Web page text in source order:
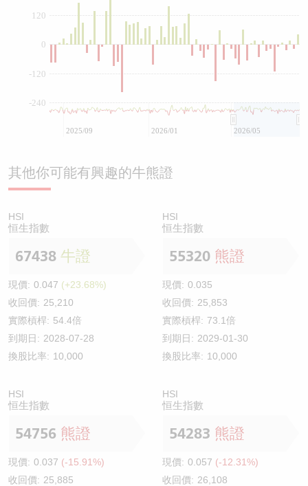
0
-240
-120
120
2025/09 2026/01 2026/05
其他你可能有興趣的牛熊證
HSI
恒生指數
67438 牛證
現價: 0.047 (+23.68%)
收回價: 25,210
實際槓桿: 54.4倍
到期日: 2028-07-28
換股比率: 10,000
HSI
恒生指數
55320 熊證
現價: 0.035
收回價: 25,853
實際槓桿: 73.1倍
到期日: 2029-01-30
換股比率: 10,000
HSI
恒生指數
54756 熊證
現價: 0.037 (-15.91%)
收回價: 25,885
HSI
恒生指數
54283 熊證
現價: 0.057 (-12.31%)
收回價: 26,108